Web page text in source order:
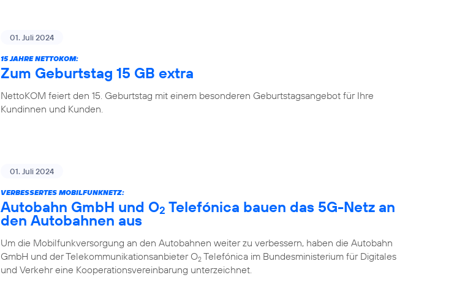
01. Juli 2024
15 JAHRE NETTOKOM:
Zum Geburtstag 15 GB extra
NettoKOM feiert den 15. Geburtstag mit einem besonderen Geburtstagsangebot für Ihre
Kundinnen und Kunden.
01. Juli 2024
VERBESSERTES MOBILFUNKNETZ:
Autobahn GmbH und O2 Telefónica bauen das 5G-Netz an
den Autobahnen aus
Um die Mobilfunkversorgung an den Autobahnen weiter zu verbessern, haben die Autobahn
GmbH und der Telekommunikationsanbieter O2 Telefónica im Bundesministerium für Digitales
und Verkehr eine Kooperationsvereinbarung unterzeichnet.